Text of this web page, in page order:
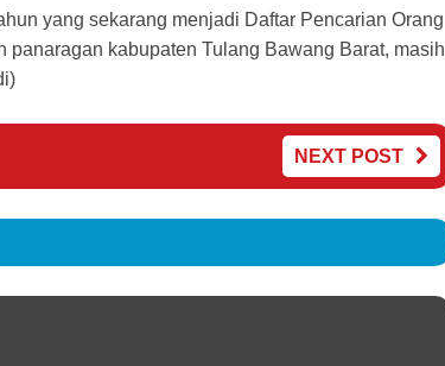
yang sekarang menjadi Daftar Pencarian Orang
kabupaten Tulang Bawang Barat, masih
NEXT POST